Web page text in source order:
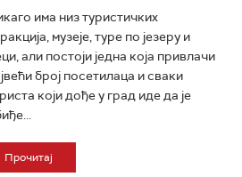
има низ туристичких
музеје, туре по језеру и
али постоји једна која привлачи
број посетилаца и сваки
који дође у град иде да је
Прочитај